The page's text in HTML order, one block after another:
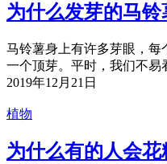
为什么发芽的马铃
马铃薯身上有许多芽眼，
一个顶芽。平时，我们不易
2019年12月21日
植物
为什么有的人会花